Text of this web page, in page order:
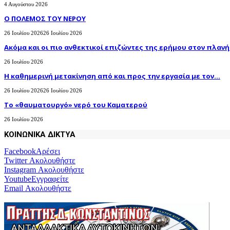
4 Αυγούστου 2026
Ο ΠΟΛΕΜΟΣ ΤΟΥ ΝΕΡΟΥ
26 Ιουλίου 202626 Ιουλίου 2026
Ακόμα και οι πιο ανθεκτικοί επιζώντες της ερήμου στον
26 Ιουλίου 2026
H καθημερινή μετακίνηση από και προς την εργασία με τον...
26 Ιουλίου 202626 Ιουλίου 2026
Το «θαυματουργό» νερό του Καματερού
26 Ιουλίου 2026
ΚΟΙΝΩΝΙΚΑ ΔΙΚΤΥΑ
FacebookΑρέσει
TwitterΑκολουθήστε
Instagram Ακολουθήστε
YoutubeΕγγραφείτε
Email Ακολουθήστε